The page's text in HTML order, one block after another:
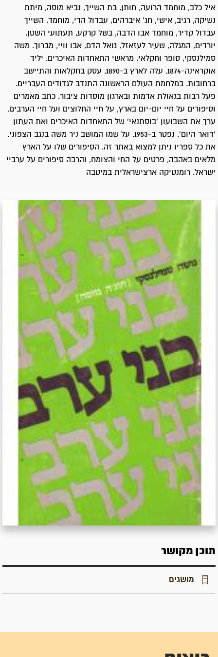
איל כלב, מוחמד הרועה, חותן, בת השייך, נביא מוסה, מיתת
נשיקה, רגיב, אישי, חג' איברהים, עבדול הדי, מוחמד, השייך
עבדול קדיר, מוחמד אבו הדבה, בשל קרקע, תעתועי השטן,
יורדים, המגלה, שעיר לעזאזל, גואל הדם, אבו וויי, מברוך. משה
סמילנסקי, סופר וחקלאי, מראשי התאחדות האיכרים. יליד
אוקראינה-1874. עלה לארץ ב-1890. עסק בחקלאות והתיישב
ברחובות. במלחמת העולם הראשונה התנדב לגדודים העבריים.
פעל רבות בגאולת אדמות ובארגון מוסדות ציבור. כתב מאמרים
וסיפורים על חיי יום-יום בארץ, על חיי החלוצים ועל חיי הערבים.
ערך את השבועון 'בוסתנאי' של התאחדות האיכרים ואת העתון
'דואר היום'. נפטר ב-1953. על שמו המושב ניר משה בנגב הצפוני.
את כל ספריו ניתן למצוא באתר זה. הסיפורים שלו על הארץ
מלאים באהבה, פרטים על החי והצומח, והרבה סיפורים על ערביי
ישראל. רומנטיקה ארצישראלית במיטבה
תוכן מקושר
מושגים